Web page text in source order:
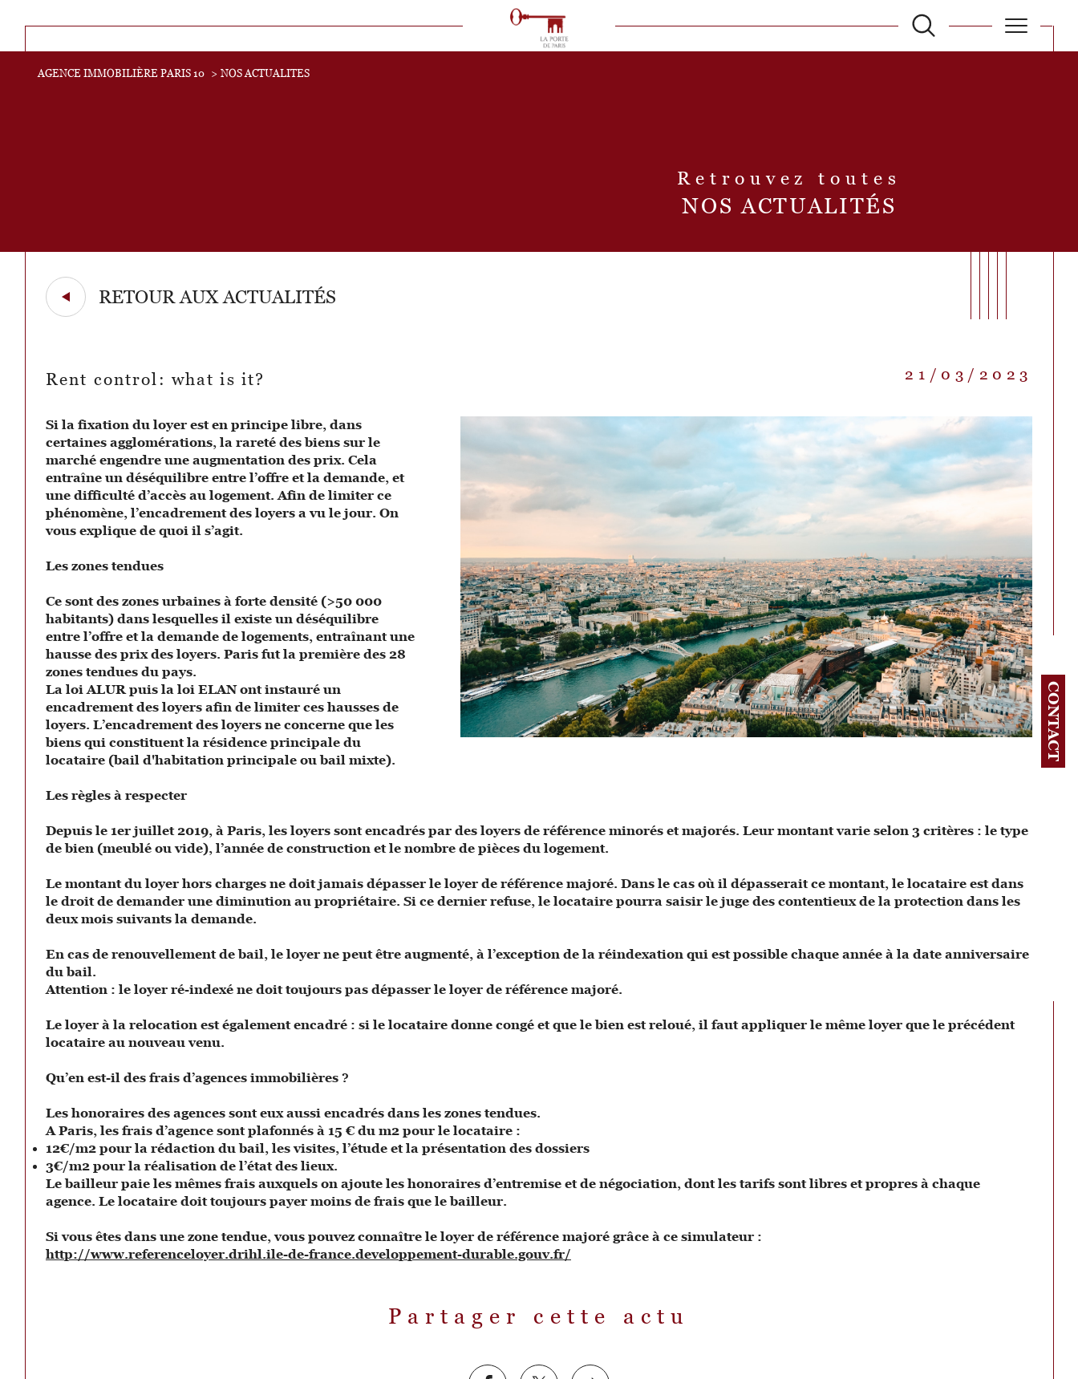
CONTACT
Acheter
VOIR LES6ANNONCES
Réinitialiser les filtres
AGENCE IMMOBILIÈRE PARIS 10 NOS ACTUALITES
Retrouvez toutes
NOS ACTUALITÉS
RETOUR AUX ACTUALITÉS
Rent control: what is it? 21/03/2023
Si la fixation du loyer est en principe libre, dans
certaines agglomérations, la rareté des biens sur le
marché engendre une augmentation des prix. Cela
entraîne un déséquilibre entre l’offre et la demande, et
une difficulté d’accès au logement. Afin de limiter ce
phénomène, l’encadrement des loyers a vu le jour. On
vous explique de quoi il s’agit.
Les zones tendues
Ce sont des zones urbaines à forte densité (>50 000
habitants) dans lesquelles il existe un déséquilibre
entre l’offre et la demande de logements, entraînant une
hausse des prix des loyers. Paris fut la première des 28
zones tendues du pays.
La loi ALUR puis la loi ELAN ont instauré un
encadrement des loyers afin de limiter ces hausses de
loyers. L’encadrement des loyers ne concerne que les
biens qui constituent la résidence principale du
locataire (bail d'habitation principale ou bail mixte).
Les règles à respecter
Depuis le 1er juillet 2019, à Paris, les loyers sont encadrés par des loyers de référence minorés et majorés. Leur montant varie selon 3 critères : le type
de bien (meublé ou vide), l’année de construction et le nombre de pièces du logement.
Le montant du loyer hors charges ne doit jamais dépasser le loyer de référence majoré. Dans le cas où il dépasserait ce montant, le locataire est dans
le droit de demander une diminution au propriétaire. Si ce dernier refuse, le locataire pourra saisir le juge des contentieux de la protection dans les
deux mois suivants la demande.
En cas de renouvellement de bail, le loyer ne peut être augmenté, à l’exception de la réindexation qui est possible chaque année à la date anniversaire
du bail.
Attention : le loyer ré-indexé ne doit toujours pas dépasser le loyer de référence majoré.
Le loyer à la relocation est également encadré : si le locataire donne congé et que le bien est reloué, il faut appliquer le même loyer que le précédent
locataire au nouveau venu.
Qu’en est-il des frais d’agences immobilières ?
Les honoraires des agences sont eux aussi encadrés dans les zones tendues.
A Paris, les frais d’agence sont plafonnés à 15 € du m2 pour le locataire :
12€/m2 pour la rédaction du bail, les visites, l’étude et la présentation des dossiers
3€/m2 pour la réalisation de l’état des lieux.
Le bailleur paie les mêmes frais auxquels on ajoute les honoraires d’entremise et de négociation, dont les tarifs sont libres et propres à chaque
agence. Le locataire doit toujours payer moins de frais que le bailleur.
Si vous êtes dans une zone tendue, vous pouvez connaître le loyer de référence majoré grâce à ce simulateur :
http://www.referenceloyer.drihl.ile-de-france.developpement-durable.gouv.fr/
Partager cette actu